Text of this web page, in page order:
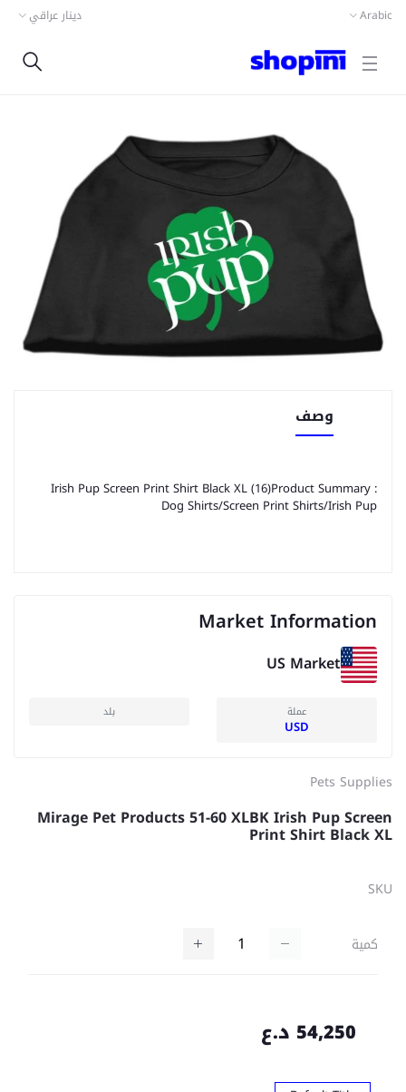
Arabic دينار عراقي
وصف
Irish Pup Screen Print Shirt Black XL (16)Product Summary :
Dog Shirts/Screen Print Shirts/Irish Pup
Market Information
US Market
عملة
USD
بلد
Pets Supplies
Mirage Pet Products 51-60 XLBK Irish Pup Screen
Print Shirt Black XL
SKU
كمية
54,250 د.ع